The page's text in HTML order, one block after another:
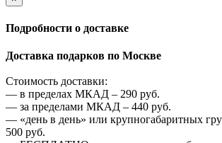
Подробности о доставке
Доставка подарков по Москве
Стоимость доставки:
— в пределах МКАД – 290 руб.
— за пределами МКАД – 440 руб.
— «день в день» или крупногабаритных
500 руб.